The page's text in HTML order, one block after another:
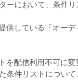
ーにおいて、条件リ
供している「オー
を配信利用不可に変
条件リストについ